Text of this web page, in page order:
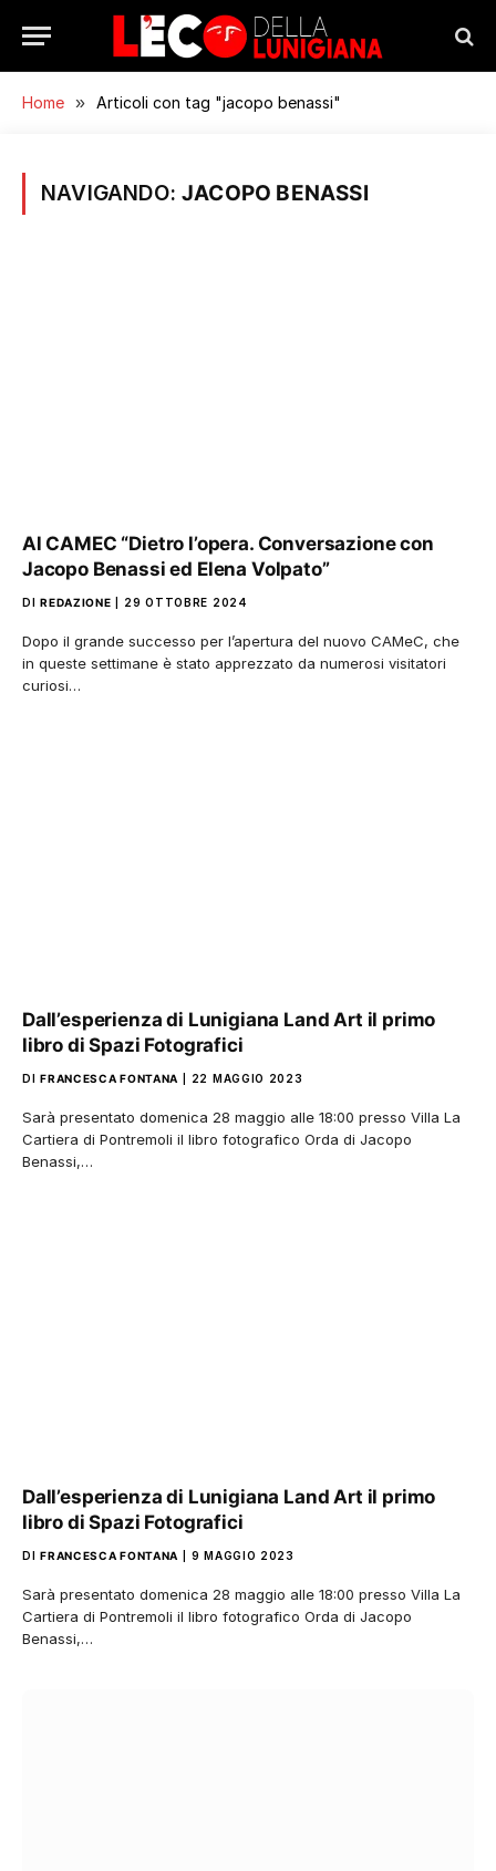
Home » Articoli con tag "jacopo benassi"
NAVIGANDO:JACOPO BENASSI
Al CAMEC “Dietro l’opera. Conversazione con
Jacopo Benassi ed Elena Volpato”
DI REDAZIONE 29 OTTOBRE 2024
Dopo il grande successo per l’apertura del nuovo CAMeC, che
in queste settimane è stato apprezzato da numerosi visitatori
curiosi…
Dall’esperienza di Lunigiana Land Art il primo
libro di Spazi Fotografici
DI FRANCESCA FONTANA 22 MAGGIO 2023
Sarà presentato domenica 28 maggio alle 18:00 presso Villa La
Cartiera di Pontremoli il libro fotografico Orda di Jacopo
Benassi,…
Dall’esperienza di Lunigiana Land Art il primo
libro di Spazi Fotografici
DI FRANCESCA FONTANA 9 MAGGIO 2023
Sarà presentato domenica 28 maggio alle 18:00 presso Villa La
Cartiera di Pontremoli il libro fotografico Orda di Jacopo
Benassi,…